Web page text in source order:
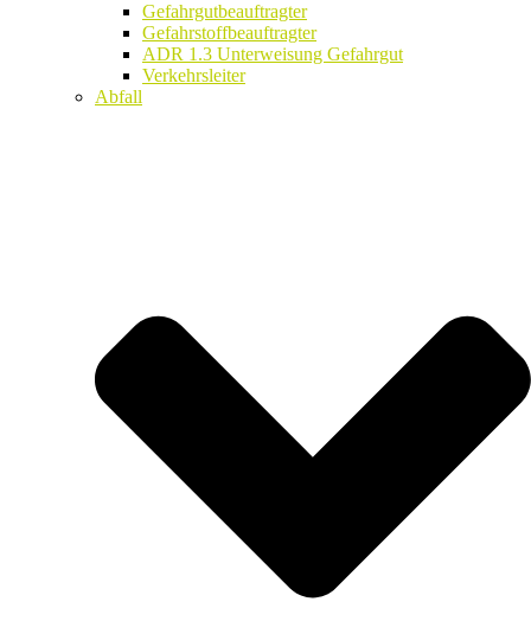
Gefahrgutbeauftragter
Gefahrstoffbeauftragter
ADR 1.3 Unterweisung Gefahrgut
Verkehrsleiter
Abfall